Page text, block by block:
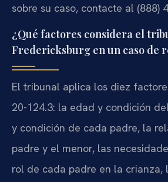
sobre su caso, contacte al (888)
¿Qué factores considera el
Fredericksburg en un caso de
El tribunal aplica los diez
20-124.3: la edad y condición
y condición de cada padre, la
padre y el menor, las
rol de cada padre en la crianza,